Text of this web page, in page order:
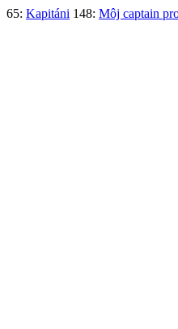
65: Kapitáni 148: Môj captain